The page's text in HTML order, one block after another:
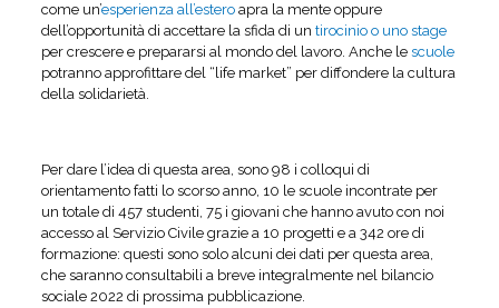
come un’esperienza all’esteroapra la mente oppure
dell’opportunità di accettare la sfida di un tirocinio o uno stage
per crescere e prepararsi al mondo del lavoro. Anche le scuole
potranno approfittare del “life market” per diffondere la cultura
della solidarietà.
Per dare l’idea di questa area, sono 98 i colloqui di
orientamento fatti lo scorso anno, 10 le scuole incontrate per
un totale di 457 studenti, 75 i giovani che hanno avuto con noi
accesso al Servizio Civile grazie a 10 progetti e a 342 ore di
formazione: questi sono solo alcuni dei dati per questa area,
che saranno consultabili a breve integralmente nel bilancio
sociale 2022 di prossima pubblicazione.